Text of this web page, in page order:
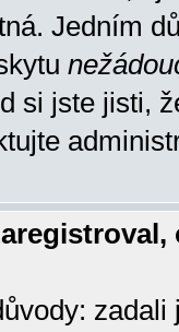
Jedním
si jste jisti,